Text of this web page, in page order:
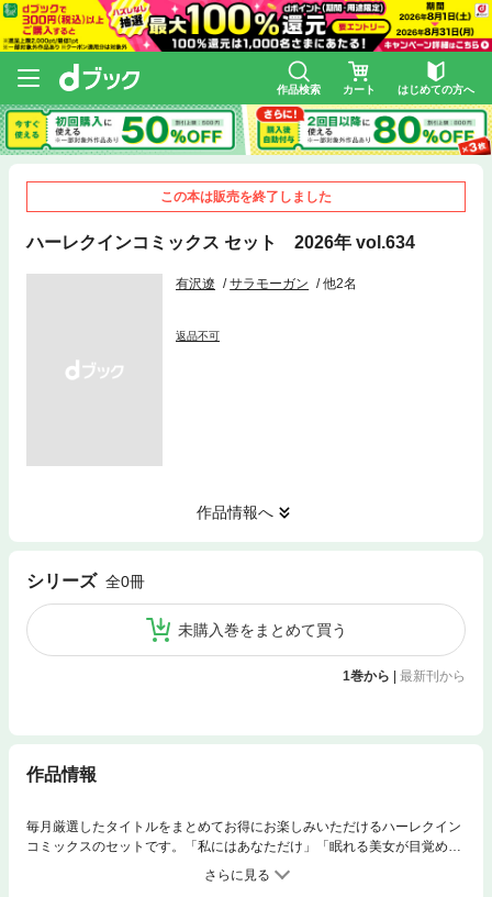
作品検索 カート はじめての方へ
この本は販売を終了しました
ハーレクインコミックス セット 2026年 vol.634
有沢遼 サラモーガン 他2名
返品不可
作品情報へ
シリーズ 全0冊
未購入巻をまとめて買う
1巻から 最新刊から
作品情報
毎月厳選したタイトルをまとめてお得にお楽しみいただけるハーレクイン
コミックスのセットです。「私にはあなただけ」「眠れる美女が目覚めた